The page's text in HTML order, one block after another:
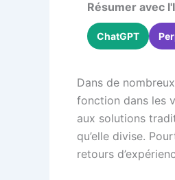
Résumer avec
ChatGPT
Dans de
fonction dans les
aux solutions
qu’elle divise.
retours